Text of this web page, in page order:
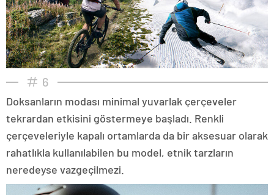
6
Doksanların modası minimal yuvarlak çerçeveler
tekrardan etkisini göstermeye başladı. Renkli
çerçeveleriyle kapalı ortamlarda da bir aksesuar olarak
rahatlıkla kullanılabilen bu model, etnik tarzların
neredeyse vazgeçilmezi.